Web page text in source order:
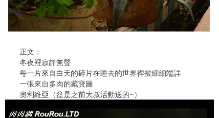
正文：
冬夜裡寂靜無聲
每一片來自白天的碎片在睡去的世界裡被細細端詳
一張來自多肉的藏寶圖
奧利維亞（盆是之前大叔活動送的~）